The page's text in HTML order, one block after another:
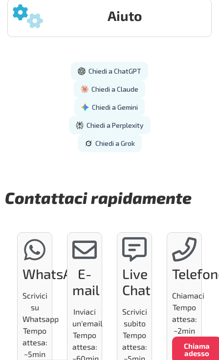
Aiuto
Contattaci rapidamente
WhatsApp
Scrivici
su
Whatsapp
Tempo
attesa:
~5min
E-
mail
Inviaci
un'email
Tempo
attesa:
Live
Chat
Scrivici
subito
Tempo
attesa:
Chiamaci
Tempo
attesa:
~2min
Chiama
adesso